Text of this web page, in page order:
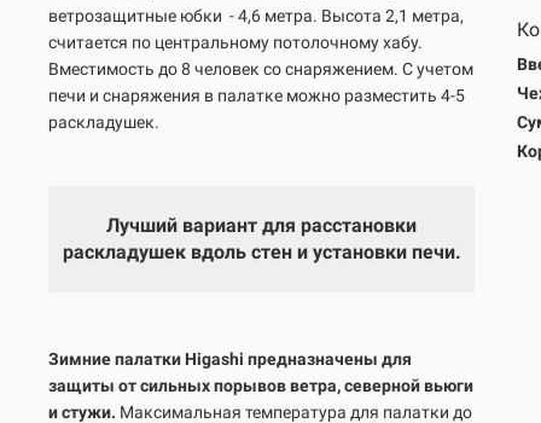
ветрозащитные юбки - 4,6 метра. Высота 2,1 метра,
считается по центральному потолочному хабу.
Вместимость до 8 человек со снаряжением. С учетом
печи и снаряжения в палатке можно разместить 4-5
раскладушек.
Лучший вариант для расстановки
раскладушек вдоль стен и установки печи.
Зимние палатки Higashi предназначены для
защиты от сильных порывов ветра, северной вьюги
и стужи. Максимальная температура для палатки до